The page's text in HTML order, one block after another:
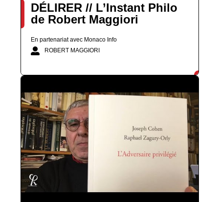
DÉLIRER // L’Instant Philo
de Robert Maggiori
En partenariat avec Monaco Info
ROBERT MAGGIORI